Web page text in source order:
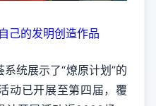
己的发明创造作品
统展示了“燎原计划”的
动已开展至第四届，覆